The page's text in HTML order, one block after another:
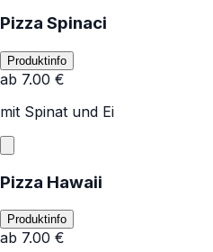
Pizza Spinaci
Produktinfo
ab 7.00 €
mit Spinat und Ei
Pizza Hawaii
Produktinfo
ab 7.00 €